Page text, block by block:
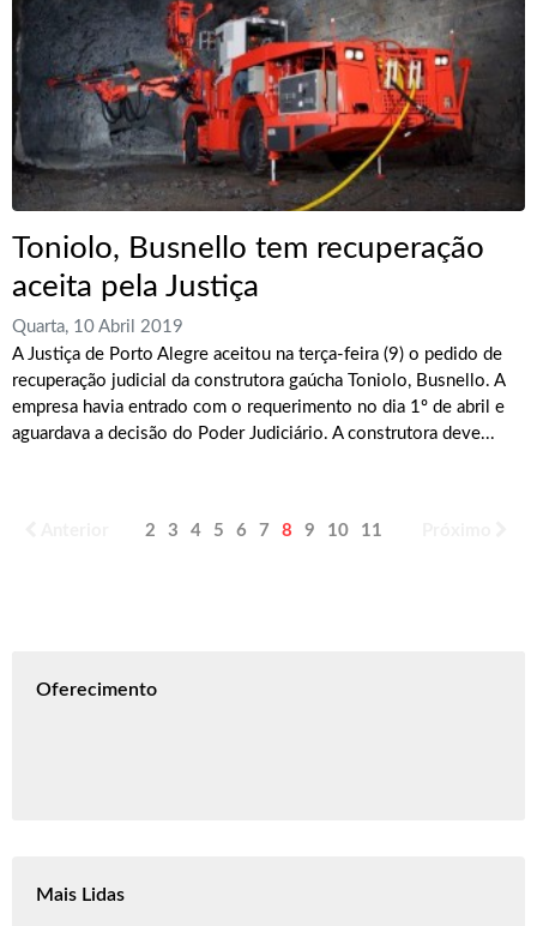
Toniolo, Busnello tem recuperação
aceita pela Justiça
Quarta, 10 Abril 2019
A Justiça de Porto Alegre aceitou na terça-feira (9) o pedido de
recuperação judicial da construtora gaúcha Toniolo, Busnello. A
empresa havia entrado com o requerimento no dia 1º de abril e
aguardava a decisão do Poder Judiciário. A construtora deve...
2 3 4 5 6 7 8 9 10 11
Oferecimento
Mais Lidas